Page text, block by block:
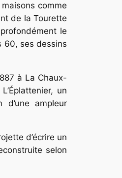
comme
de la Tourette
le
60, ses dessins
à La Chaux-
un
ampleur
d’écrire un
selon